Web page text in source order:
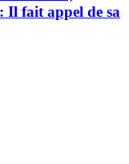
Il fait appel de sa